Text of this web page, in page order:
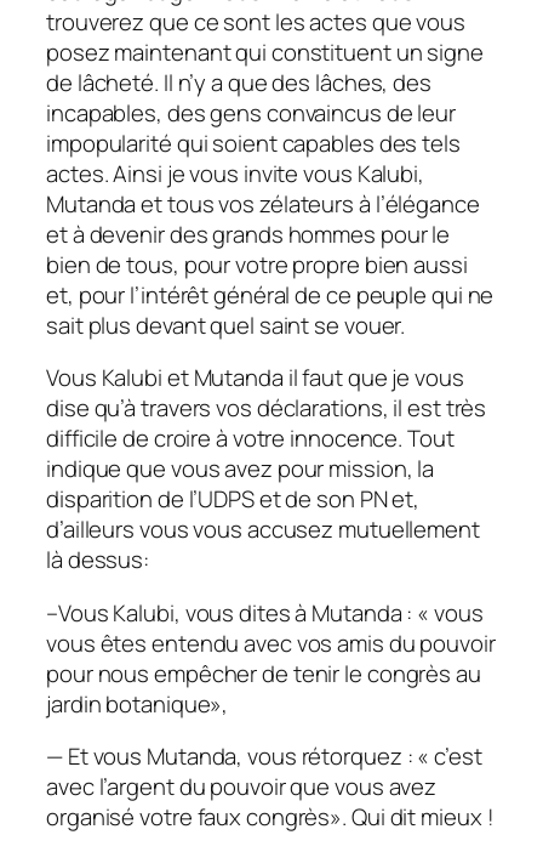
trouverez que ce sont les actes que vous
posez maintenant qui constituent un signe
de lâcheté. Il n’y a que des lâches, des
incapables, des gens convaincus de leur
impopularité qui soient capables des tels
actes. Ainsi je vous invite vous Kalubi,
Mutanda et tous vos zélateurs à l’élégance
et à devenir des grands hommes pour le
bien de tous, pour votre propre bien aussi
et, pour l’intérêt général de ce peuple qui ne
sait plus devant quel saint se vouer.
Vous Kalubi et Mutanda il faut que je vous
dise qu’à travers vos déclarations, il est très
difficile de croire à votre innocence. Tout
indique que vous avez pour mission, la
disparition de l’UDPS et de son PN et,
d’ailleurs vous vous accusez mutuellement
là dessus:
–Vous Kalubi, vous dites à Mutanda : « vous
vous êtes entendu avec vos amis du pouvoir
pour nous empêcher de tenir le congrès au
jardin botanique»,
— Et vous Mutanda, vous rétorquez : « c’est
avec l’argent du pouvoir que vous avez
organisé votre faux congrès». Qui dit mieux !